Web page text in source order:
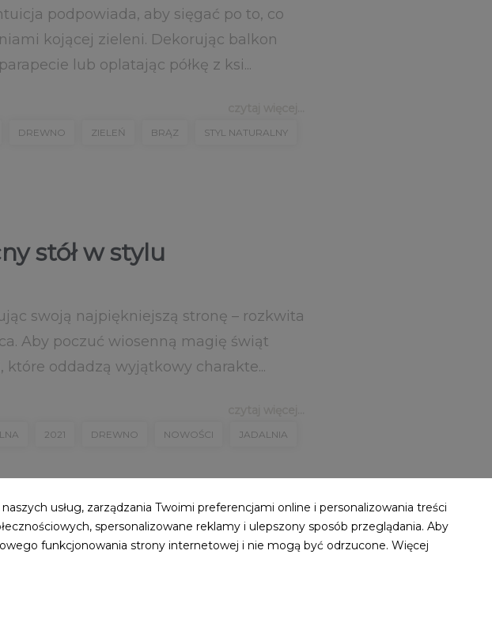
podpowiada, aby sięgać po to, co
kojącej zieleni. Dekorując balkon
lub oplatając półkę z ksi...
DREWNO ZIELEŃ BRĄZ STYL NATURALNY
stół w stylu
swoją najpiękniejszą stronę – rozkwita
Aby poczuć wiosenną magię świąt
oddadzą wyjątkowy charakte...
2021 DREWNO NOWOŚCI JADALNIA
usług, zarządzania Twoimi preferencjami online i personalizowania treści
spersonalizowane reklamy i ulepszony sposób przeglądania. Aby
funkcjonowania strony internetowej i nie mogą być odrzucone. Więcej